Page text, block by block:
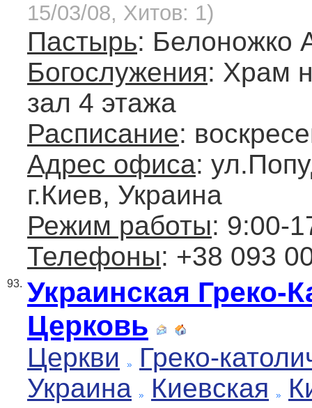
15/03/08, Хитов: 1)
Пастырь: Белоножко
Богослужения: Храм
зал 4 этажа
Расписание:
Адрес офиса:
г.Киев, Украина
Режим работы: 9:00-
Телефоны: +38 093
93. Украинская Греко-
Церковь
Церкви
Греко-
Украина
Киевская